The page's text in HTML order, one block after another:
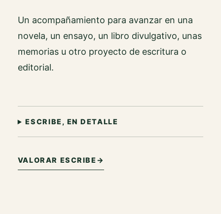
Un acompañamiento para avanzar en una
novela, un ensayo, un libro divulgativo, unas
memorias u otro proyecto de escritura o
editorial.
ESCRIBE, EN DETALLE
VALORAR ESCRIBE →